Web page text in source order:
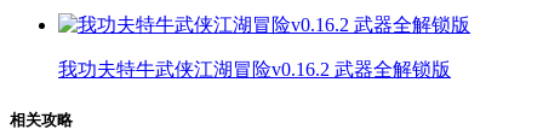
我功夫特牛武侠江湖冒险v0.16.2 武器全解锁版
相关攻略